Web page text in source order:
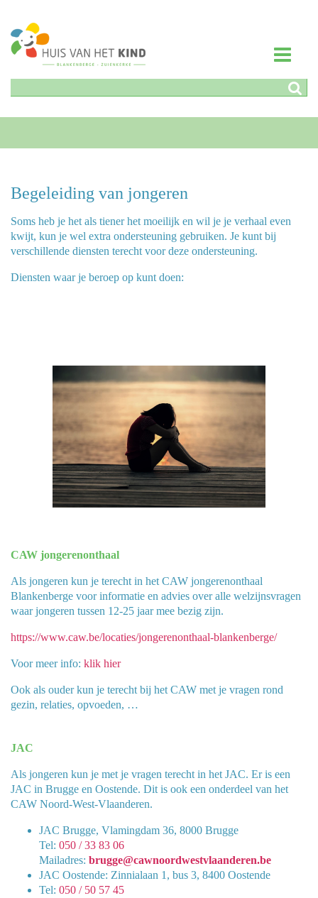
Begeleiding van jongeren
Soms heb je het als tiener het moeilijk en wil je je verhaal even
kwijt, kun je wel extra ondersteuning gebruiken. Je kunt bij
verschillende diensten terecht voor deze ondersteuning.
Diensten waar je beroep op kunt doen:
CAW jongerenonthaal
Als jongeren kun je terecht in het CAW jongerenonthaal
Blankenberge voor informatie en advies over alle welzijnsvragen
waar jongeren tussen 12-25 jaar mee bezig zijn.
https://www.caw.be/locaties/jongerenonthaal-blankenberge/
Voor meer info: klik hier
Ook als ouder kun je terecht bij het CAW met je vragen rond
gezin, relaties, opvoeden, …
JAC
Als jongeren kun je met je vragen terecht in het JAC. Er is een
JAC in Brugge en Oostende. Dit is ook een onderdeel van het
CAW Noord-West-Vlaanderen.
JAC Brugge, Vlamingdam 36, 8000 Brugge
Tel: 050 / 33 83 06
Mailadres: brugge@cawnoordwestvlaanderen.be
JAC Oostende: Zinnialaan 1, bus 3, 8400 Oostende
Tel: 050 / 50 57 45